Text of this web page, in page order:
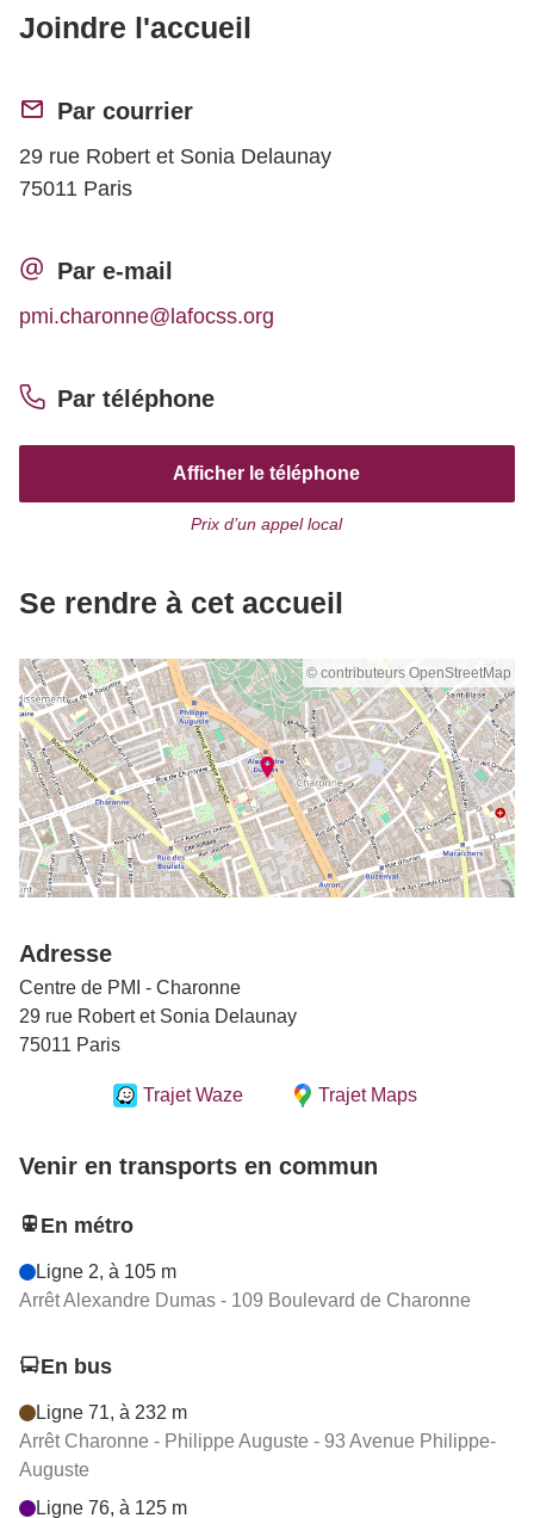
Joindre l'accueil
Par courrier
29 rue Robert et Sonia Delaunay
75011 Paris
Par téléphone
Afficher le téléphone
Prix d’un appel local
Par e-mail
pmi.charonne@lafocss.org
Se rendre à cet accueil
© contributeurs OpenStreetMap
Adresse
Centre de PMI - Charonne
29 rue Robert et Sonia Delaunay
75011 Paris
Trajet Waze Trajet Maps
Venir en transports en commun
En métro
Ligne 2, à 105 m
Arrêt Alexandre Dumas - 109 Boulevard de Charonne
En bus
Ligne 71, à 232 m
Arrêt Charonne - Philippe Auguste - 93 Avenue Philippe-
Auguste
Ligne 76, à 125 m